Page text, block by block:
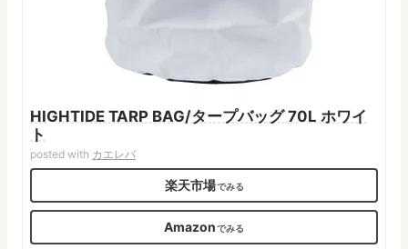
HIGHTIDE TARP BAG/タープバッグ 70L ホワイ
ト
posted with カエレバ
楽天市場
Amazon